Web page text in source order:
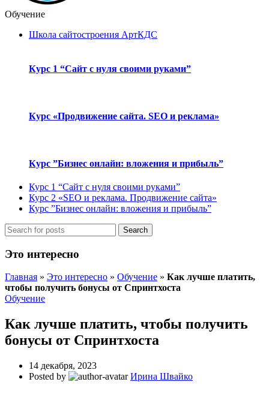
Обучение
Школа сайтостроения АртКДС
Курс 1 “Сайт с нуля своими руками”
Курс «Продвижение сайта. SEO и реклама»
Курс ”Бизнес онлайн: вложения и прибыль”
Курс 1 “Сайт с нуля своими руками”
Курс 2 «SEO и реклама. Продвижение сайта»
Курс ”Бизнес онлайн: вложения и прибыль”
Search
Это интересно
Главная » Это интересно » Обучение » Как лучше платить,
чтобы получить бонусы от Спринтхоста
Обучение
Как лучше платить, чтобы получить
бонусы от Спринтхоста
14 декабря, 2023
Posted by
Ирина Швайко